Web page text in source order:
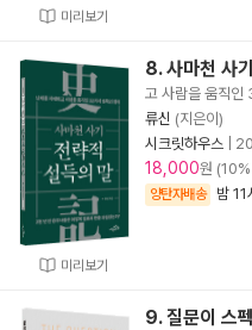
미리보기
미리보기
8. 사마천 사
고 사람을 움직인
류신 (지은이)
시크릿하우스
18,000원
양탄자배송 밤 11
9. 질문이 스